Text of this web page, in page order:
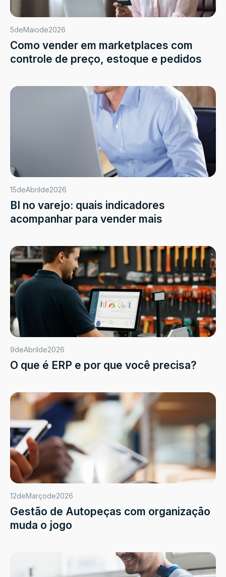
5deMaiode2026
Como vender em marketplaces com
controle de preço, estoque e pedidos
15deAbrilde2026
BI no varejo: quais indicadores
acompanhar para vender mais
9deAbrilde2026
O que é ERP e por que você precisa?
12deMarçode2026
Gestão de Autopeças com organização
muda o jogo